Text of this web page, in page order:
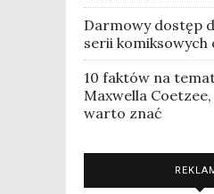
Darmowy dostęp
serii komiksowych
10 faktów na
Maxwella
warto znać